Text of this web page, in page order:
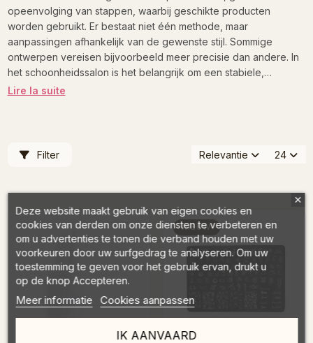
opeenvolging van stappen, waarbij geschikte producten
worden gebruikt. Er bestaat niet één methode, maar
aanpassingen afhankelijk van de gewenste stijl. Sommige
ontwerpen vereisen bijvoorbeeld meer precisie dan andere. In
het schoonheidssalon is het belangrijk om een stabiele,
reproduceerbare techniek te vinden om een consistent
Lire la suite
Filter Relevantie 24
NIEUW
Deze website maakt gebruik van eigen cookies en
cookies van derden om onze diensten te verbeteren en
om u advertenties te tonen die verband houden met uw
voorkeuren door uw surfgedrag te analyseren. Om uw
toestemming te geven voor het gebruik ervan, drukt u
op de knop Accepteren.
Meer informatie Cookies aanpassen
IK AANVAARD